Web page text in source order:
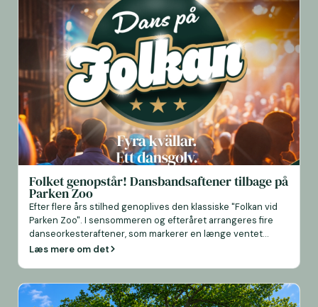
Folket genopstår! Dansbandsaftener tilbage på
Parken Zoo
Efter flere års stilhed genoplives den klassiske "Folkan vid
Parken Zoo". I sensommeren og efteråret arrangeres fire
danseorkesteraftener, som markerer en længe ventet
tilbagevenden for et af Sveriges mest traditionsrige
danseorkestre indtager scenen. Først ud den 1. august [...]
Læs mere om det